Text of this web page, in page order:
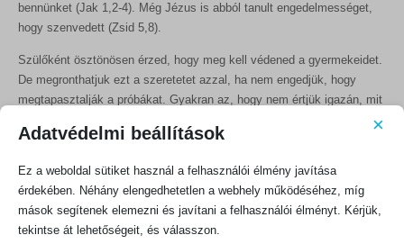
bennünket (Jak 1,2-4). Még Jézus is abból tanult engedelmességet,
hogy szenvedett (Zsid 5,8).
Szülőként ösztönösen érzed, hogy meg kell védened a gyermekeidet.
De megronthatjuk ezt a szeretetet azzal, ha nem engedjük, hogy
megtapasztalják a próbákat. Gyakran az, hogy nem értjük igazán, mit
megmutatkozik.
Ha soha nem engedjük meg a gyermekeinknek, hogy megtapasztalják
viselkedésük törvényszerű következményeit, akkor finoman szólva is
egy másik evangéliumot hirdetünk feléjük. Ha megtagadjuk a
megfelelő, helyreigazító fegyelmezést, másképp viselkedünk, mint
Adatvédelmi beállítások ×
Ez a weboldal sütiket használ a felhasználói élmény javítása
érdekében. Néhány elengedhetetlen a webhely működéséhez, míg
mások segítenek elemezni és javítani a felhasználói élményt. Kérjük,
tekintse át lehetőségeit, és válasszon.